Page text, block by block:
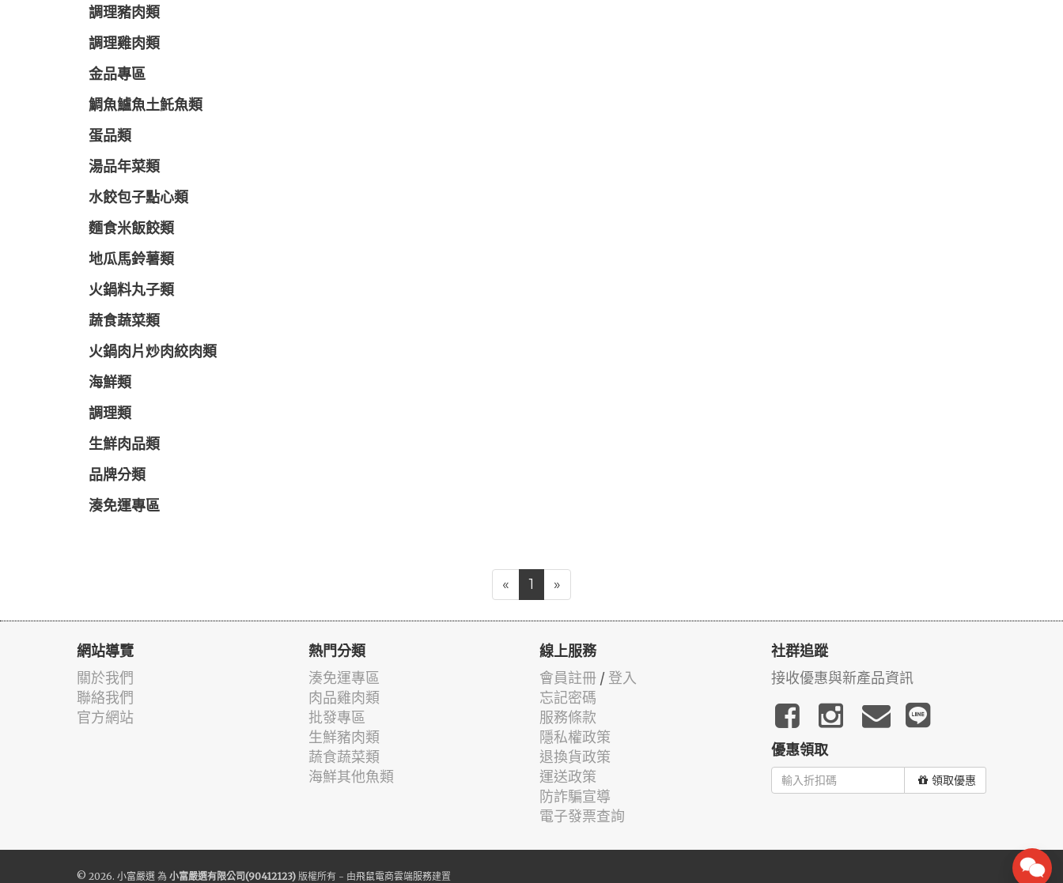
調理豬肉類
調理雞肉類
金品專區
鯛魚鱸魚土魠魚類
蛋品類
湯品年菜類
水餃包子點心類
麵食米飯餃類
地瓜馬鈴薯類
火鍋料丸子類
蔬食蔬菜類
火鍋肉片炒肉絞肉類
海鮮類
調理類
生鮮肉品類
品牌分類
湊免運專區
« 1 »
網站導覽
關於我們
聯絡我們
官方網站
熱門分類
湊免運專區
肉品雞肉類
批發專區
生鮮豬肉類
蔬食蔬菜類
海鮮其他魚類
線上服務
會員註冊 / 登入
忘記密碼
服務條款
隱私權政策
退換貨政策
運送政策
防詐騙宣導
電子發票查詢
社群追蹤
接收優惠與新產品資訊
優惠領取
領取優惠
© 2026. 小富嚴選 為 小富嚴選有限公司(90412123) 版權所有 - 由飛鼠電商雲端服務建置